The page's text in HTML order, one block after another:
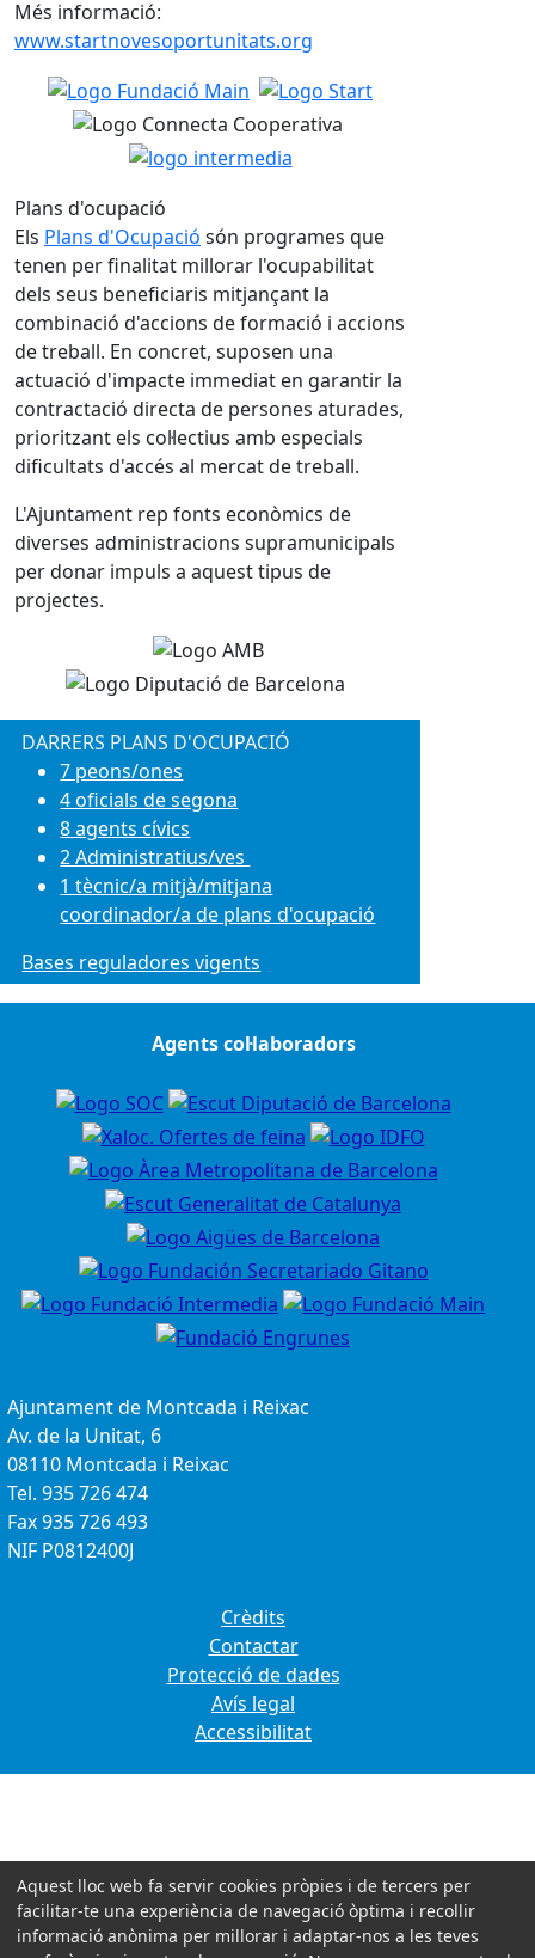
Més informació:
www.startnovesoportunitats.org
Plans d'ocupació
Els Plans d'Ocupació són programes que
tenen per finalitat millorar l'ocupabilitat
dels seus beneficiaris mitjançant la
combinació d'accions de formació i accions
de treball. En concret, suposen una
actuació d'impacte immediat en garantir la
contractació directa de persones aturades,
prioritzant els col·lectius amb especials
dificultats d'accés al mercat de treball.
L'Ajuntament rep fonts econòmics de
diverses administracions supramunicipals
per donar impuls a aquest tipus de
projectes.
DARRERS PLANS D'OCUPACIÓ
7 peons/ones
4 oficials de segona
8 agents cívics
2 Administratius/ves
1 tècnic/a mitjà/mitjana
coordinador/a de plans d'ocupació
Bases reguladores vigents
Agents col·laboradors
Ajuntament de Montcada i Reixac
Av. de la Unitat, 6
08110 Montcada i Reixac
Tel. 935 726 474
Fax 935 726 493
NIF P0812400J
Crèdits
Contactar
Protecció de dades
Avís legal
Accessibilitat
Aquest lloc web fa servir cookies pròpies i de tercers per
facilitar-te una experiència de navegació òptima i recollir
informació anònima per millorar i adaptar-nos a les teves